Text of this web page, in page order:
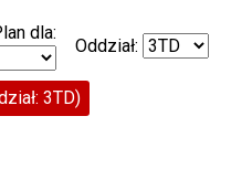
dla:
Oddział:
3TD)